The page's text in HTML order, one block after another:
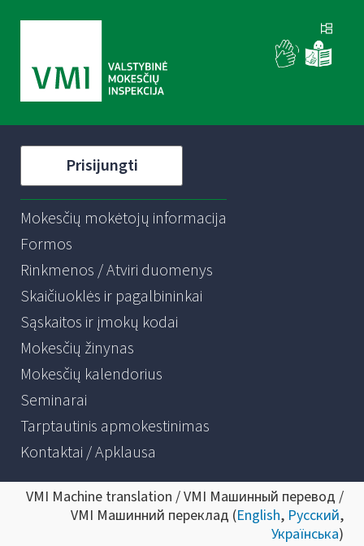
Prisijungti
Mokesčių mokėtojų informacija
Formos
Rinkmenos / Atviri duomenys
Skaičiuoklės ir pagalbininkai
Sąskaitos ir įmokų kodai
Mokesčių žinynas
Mokesčių kalendorius
Seminarai
Tarptautinis apmokestinimas
Kontaktai / Apklausa
VMI Machine translation / VMI Машинный перевод /
VMI Машинний переклад (English, Русский,
Українська)